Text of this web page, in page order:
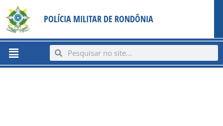
content
para
conteúdo
POLÍCIA MILITAR DE RONDÔNIA
Menu SearchSearch